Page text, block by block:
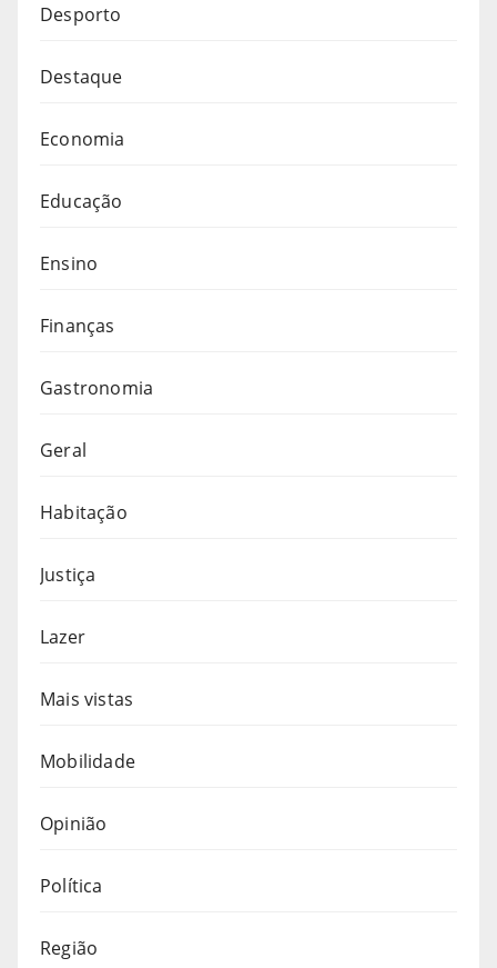
Desporto
Destaque
Economia
Educação
Ensino
Finanças
Gastronomia
Geral
Habitação
Justiça
Lazer
Mais vistas
Mobilidade
Opinião
Política
Região